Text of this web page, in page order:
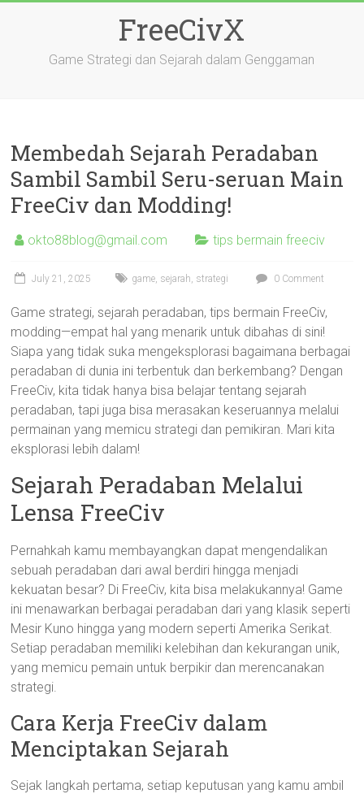
FreeCivX
Game Strategi dan Sejarah dalam Genggaman
Membedah Sejarah Peradaban
Sambil Sambil Seru-seruan Main
FreeCiv dan Modding!
okto88blog@gmail.com tips bermain freeciv
July 21, 2025 game, sejarah, strategi 0 Comment
Game strategi, sejarah peradaban, tips bermain FreeCiv,
modding—empat hal yang menarik untuk dibahas di sini!
Siapa yang tidak suka mengeksplorasi bagaimana berbagai
peradaban di dunia ini terbentuk dan berkembang? Dengan
FreeCiv, kita tidak hanya bisa belajar tentang sejarah
peradaban, tapi juga bisa merasakan keseruannya melalui
permainan yang memicu strategi dan pemikiran. Mari kita
eksplorasi lebih dalam!
Sejarah Peradaban Melalui
Lensa FreeCiv
Pernahkah kamu membayangkan dapat mengendalikan
sebuah peradaban dari awal berdiri hingga menjadi
kekuatan besar? Di FreeCiv, kita bisa melakukannya! Game
ini menawarkan berbagai peradaban dari yang klasik seperti
Mesir Kuno hingga yang modern seperti Amerika Serikat.
Setiap peradaban memiliki kelebihan dan kekurangan unik,
yang memicu pemain untuk berpikir dan merencanakan
strategi.
Cara Kerja FreeCiv dalam
Menciptakan Sejarah
Sejak langkah pertama, setiap keputusan yang kamu ambil